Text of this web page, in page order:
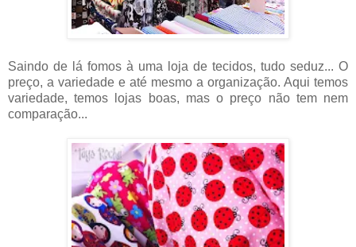
Saindo de lá fomos à uma loja de tecidos, tudo seduz... O
preço, a variedade e até mesmo a organização. Aqui temos
variedade, temos lojas boas, mas o preço não tem nem
comparação...